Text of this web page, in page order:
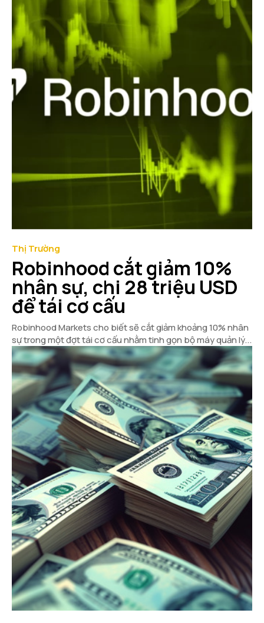
Thị Trường
Robinhood cắt giảm 10%
nhân sự, chi 28 triệu USD
để tái cơ cấu
Robinhood Markets cho biết sẽ cắt giảm khoảng 10% nhân
sự trong một đợt tái cơ cấu nhằm tinh gọn bộ máy quản lý...